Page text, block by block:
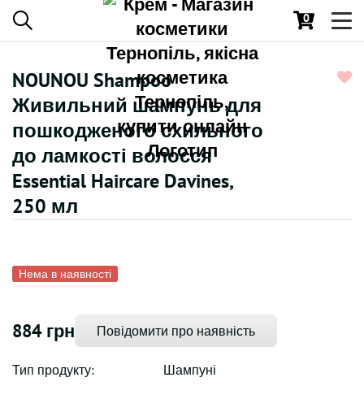
0
NOUNOU Shampoo
Живильний шампунь для
пошкодженого схильного
до ламкості волосся
Essential Haircare Davines,
250 мл
Нема в наявності
884 грн Повідомити про наявність
Тип продукту: Шампуні